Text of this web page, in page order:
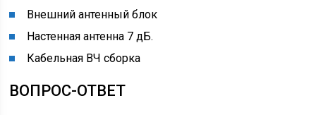
Внешний антенный блок
Настенная антенна 7 дБ.
Кабельная ВЧ сборка
ВОПРОС-ОТВЕТ